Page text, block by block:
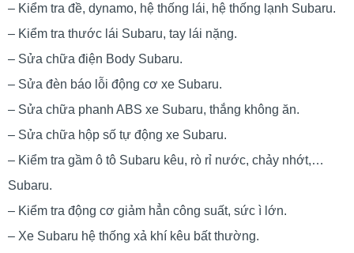
– Kiểm tra đề, dynamo, hệ thống lái, hệ thống lạnh Subaru.
– Kiểm tra thước lái Subaru, tay lái nặng.
– Sửa chữa điện Body Subaru.
– Sửa đèn báo lỗi động cơ xe Subaru.
– Sửa chữa phanh ABS xe Subaru, thắng không ăn.
– Sửa chữa hộp số tự động xe Subaru.
– Kiểm tra gầm ô tô Subaru kêu, rò rỉ nước, chảy nhớt,…
Subaru.
– Kiểm tra động cơ giảm hẳn công suất, sức ì lớn.
– Xe Subaru hệ thống xả khí kêu bất thường.